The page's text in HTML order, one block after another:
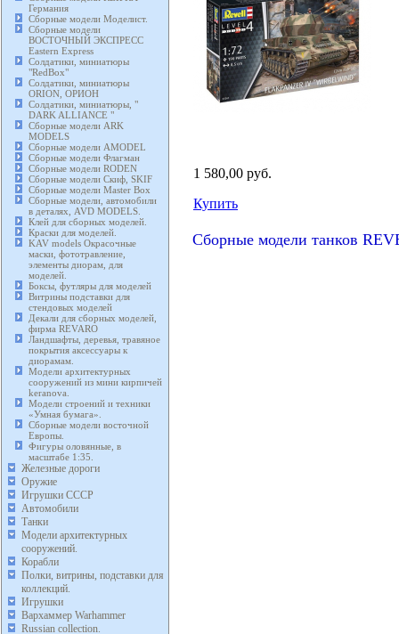
Германия
Сборные модели Моделист.
Сборные модели
ВОСТОЧНЫЙ ЭКСПРЕСС
Eastern Express
Солдатики, миниатюры
"RedBox"
Солдатики, миниатюры
ORION, ОРИОН
Солдатики, миниатюры, "
DARK ALLIANCE "
Сборные модели ARK
MODELS
Сборные модели AMODEL
Сборные модели Флагман
Сборные модели RODEN
Сборные модели Скиф, SKIF
Сборные модели Master Box
Сборные модели, автомобили
в деталях, AVD MODELS.
Клей для сборных моделей.
Краски для моделей.
KAV models Окрасочные
маски, фототравление,
элементы диорам, для
моделей.
Боксы, футляры для моделей
Витрины подставки для
стендовых моделей
Декали для сборных моделей,
фирма REVARO
Ландшафты, деревья, травяное
покрытия аксессуары к
диорамам.
Модели архитектурных
сооружений из мини кирпичей
keranova.
Модели строений и техники
«Умная бумага».
Сборные модели восточной
Европы.
Фигуры оловянные, в
масштабе 1:35.
Железные дороги
Оружие
Игрушки СССР
Автомобили
Танки
Модели архитектурных
сооружений.
Корабли
Полки, витрины, подставки для
коллекций.
Игрушки
Вархаммер Warhammer
Russian collection.
1 580,00 руб.
Купить
Сборные модели танков